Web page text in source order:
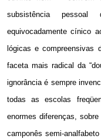
subsistência
equivocadamente cínico
lógicas e compreensivas
faceta mais radical da
ignorância é sempre
todas as escolas
enormes diferenças,
camponês semi-